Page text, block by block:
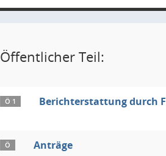
Öffentlicher Teil:
Ö 1 Berichterstattung durch
Ö Anträge